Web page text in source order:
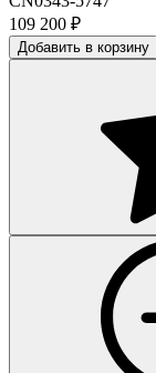
109 200 ₽
Добавить в корзину